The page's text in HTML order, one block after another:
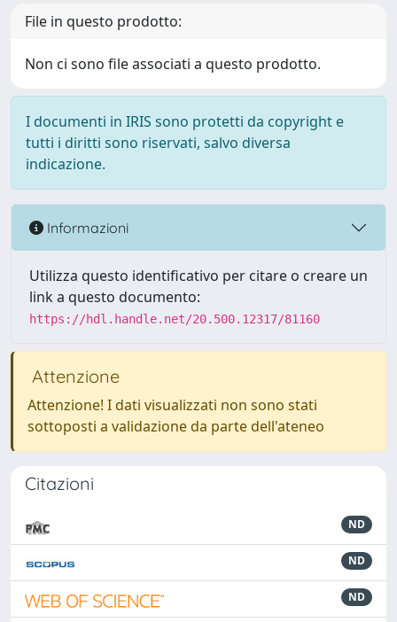
File in questo prodotto:
Non ci sono file associati a questo prodotto.
I documenti in IRIS sono protetti da copyright e
tutti i diritti sono riservati, salvo diversa
indicazione.
Informazioni
Utilizza questo identificativo per citare o creare un
link a questo documento:
https://hdl.handle.net/20.500.12317/81160
Attenzione
Attenzione! I dati visualizzati non sono stati
sottoposti a validazione da parte dell'ateneo
Citazioni
ND
ND
ND